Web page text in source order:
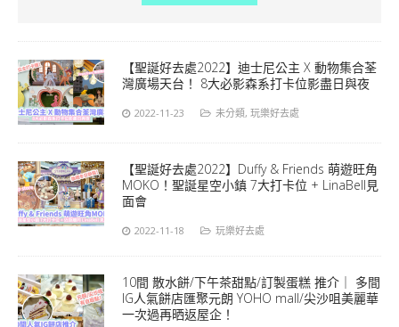
【聖誕好去處2022】迪士尼公主 X 動物集合荃
灣廣場天台！ 8大必影森系打卡位影盡日與夜
2022-11-23 未分類, 玩樂好去處
【聖誕好去處2022】Duffy & Friends 萌遊旺角
MOKO！聖誕星空小鎮 7大打卡位 + LinaBell見
面會
2022-11-18 玩樂好去處
10間 散水餅/下午茶甜點/訂製蛋糕 推介｜ 多間
IG人氣餅店匯聚元朗 YOHO mall/尖沙咀美麗華
一次過再晒返屋企！